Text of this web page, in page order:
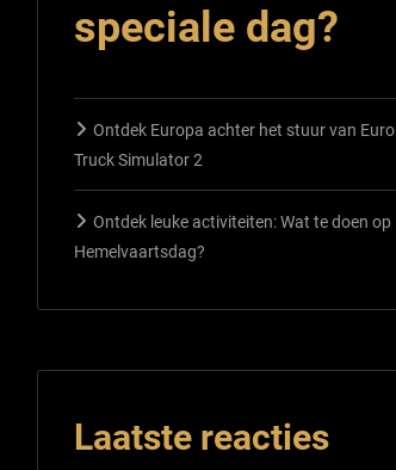
speciale dag?
Ontdek Europa achter het stuur van Euro
Truck Simulator 2
Ontdek leuke activiteiten: Wat te doen op
Hemelvaartsdag?
Laatste reacties